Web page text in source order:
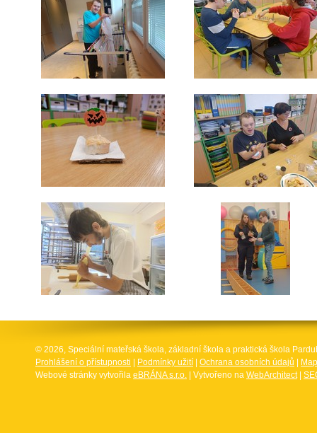
© 2026, Speciální mateřská škola, základní škola a praktická škola
Prohlášení o přístupnosti
Podmínky užití Ochrana osobních údajů
Webové stránky vytvořila eBRÁNA s.r.o. | Vytvořeno na WebArchitect|